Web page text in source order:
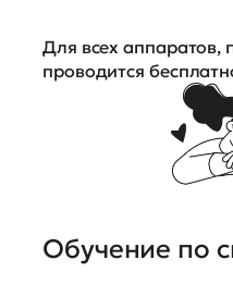
Для всех аппаратов,
проводится
Обучение по